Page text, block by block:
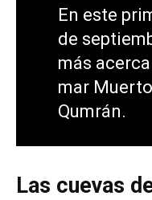
En este
de
más
mar
Qumrán.
Las cuevas